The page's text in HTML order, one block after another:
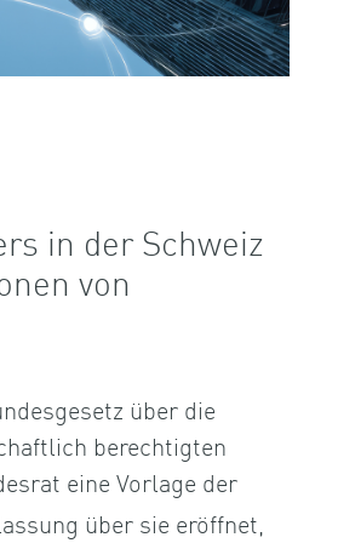
in der Schweiz
von
über die
berechtigten
eine Vorlage der
über sie eröffnet,